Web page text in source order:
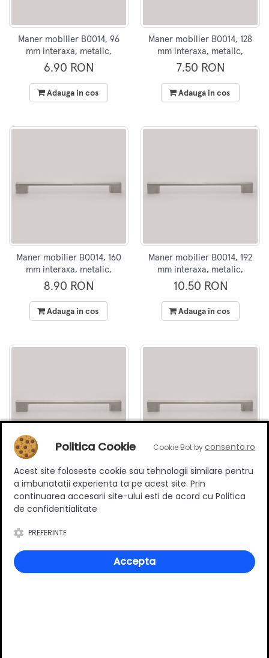
Maner mobilier B0014, 96
mm interaxa, metalic,
finisaj inox
6.90 RON
Adauga in cos
Maner mobilier B0014, 128
mm interaxa, metalic,
finisaj inox
7.50 RON
Adauga in cos
Maner mobilier B0014, 160
mm interaxa, metalic,
finisaj inox
8.90 RON
Adauga in cos
Maner mobilier B0014, 192
mm interaxa, metalic,
finisaj inox
10.50 RON
Adauga in cos
Maner mobilier B0014, 256
mm interaxa, metalic,
finisaj inox
13.50 RON
Adauga in cos
Maner mobilier B0014, 320
mm interaxa, metalic,
finisaj inox
Politica Cookie Cookie Bot byconsento.ro
Acest site foloseste cookie sau tehnologii similare pentru
a imbunatatii experienta ta pe acest site. Prin
continuarea accesarii site-ului esti de acord cu Politica
de confidentialitate
PREFERINTE
Accepta